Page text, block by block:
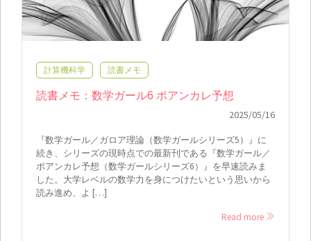
計算機科学 読書メモ
読書メモ：数学ガール6 ポアンカレ予想
2025/05/16
『数学ガール／ガロア理論（数学ガールシリーズ5）』に
続き、シリーズの現時点での最新刊である『数学ガール／
ポアンカレ予想（数学ガールシリーズ6）』を早速読みま
した。大学レベルの数学力を身につけたいという思いから
読み進め、よ […]
Read more